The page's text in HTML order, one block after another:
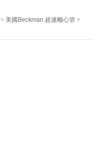
>美國Beckman 超速離心管 >